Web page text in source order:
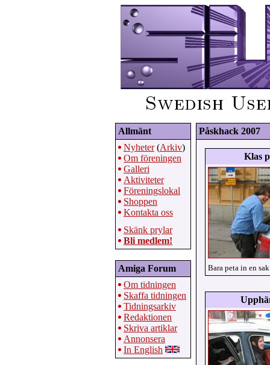
Allmänt
Nyheter(Arkiv)
Om föreningen
Galleri
Aktiviteter
Föreningslokal
Shoppen
Kontakta oss
Skänk prylar
Bli medlem!
Amiga Forum
Om tidningen
Skaffa tidningen
Tidningsarkiv
Redaktionen
Skriva artiklar
Annonsera
In English
Påskhack 2007
Klas
Bara peta in en